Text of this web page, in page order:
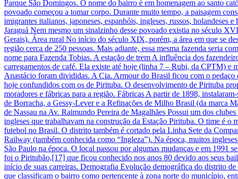
Parque São Domingos. O nome do bairro é em homenagem ao santo
povoado começou a tomar corpo. Durante muito tempo, a paisagem
imigrantes italianos, japoneses, espanhóis, ingleses, russos,
Jaraguá Nem mesmo um sinalzinho desse povoado existia no século
Gerais). Área rural No início do século XIX, porém, a área em que se
região cerca de 250 pessoas. Mais adiante, essa mesma fazenda seria
nome para Fazenda Tobias. A estação de trem A influência dos
carregamentos de café. Ela existe até hoje (linha 7 – Rubi, da CPTM) e
Anastácio foram divididas. A Cia. Armour do Brasil ficou com o pedaço
hoje confundidos com os de Pirituba. O desenvolvimento de Pirituba
moradores e fábricas para a região. Fábricas A partir de 1898,
de Borracha, a Gessy-Lever e a Refinações de Milho Brasil (da marca
de Nassau na Av. Raimundo Pereira de Magalhães Possui um dos
ingleses que trabalhavam na construção da Estação Pirituba. O time é
futebol no Brasil. O distrito também é cortado pela Linha Sete da
Railway (também conhecida como “Ingleza”). Na época, muitos
São Paulo na época. O local passou por algumas mudanças e em 1991
foi o Piritubão,[17] que ficou conhecido nos anos 80 devido aos seus
início de suas carreiras. Demografia Evolução demográfica do distrito
que classificam o bairro como pertencente à zona norte do município,